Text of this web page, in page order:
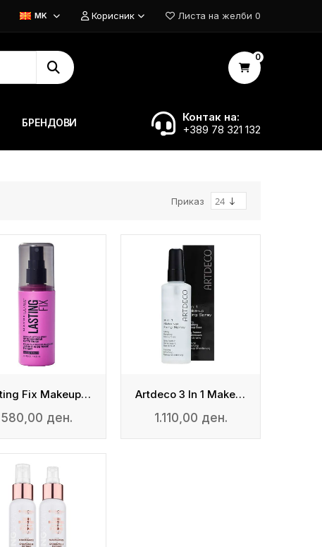
MK Корисник Листа на желби 0
0
БРЕНДОВИ
Контак на:
+389 78 321 132
Приказ
Lasting Fix Makeup Setting Spray - Matte Finish
580,00 ден.
Artdeco 3 In 1 Makeup Fixing Spray 100 Ml
1.110,00 ден.